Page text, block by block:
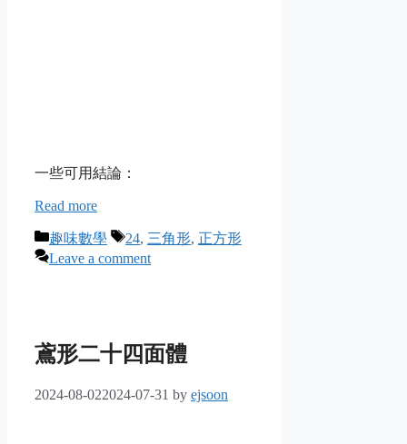
一些可用結論：
Read more
Categories
趣味數學 Tags
24, 三角形, 正方形
Leave a comment
鳶形二十四面體
2024-08-022024-07-31 by ejsoon